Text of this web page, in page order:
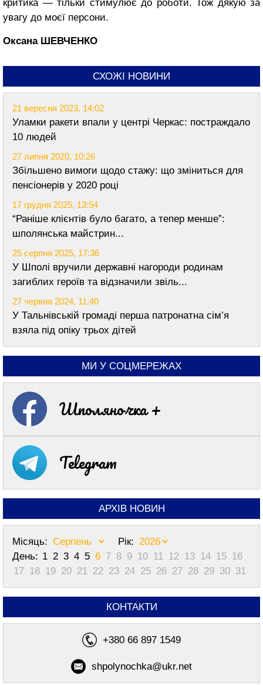
критика — тільки стимулює до роботи. Тож дякую за
увагу до моєї персони.
Оксана ШЕВЧЕНКО
СХОЖІ НОВИНИ
21 вересня 2023, 14:02
Уламки ракети впали у центрі Черкас: постраждало
10 людей
27 липня 2020, 10:26
Збільшено вимоги щодо стажу: що зміниться для
пенсіонерів у 2020 році
17 грудня 2025, 13:54
“Раніше клієнтів було багато, а тепер менше”:
шполянська майстрин...
25 серпня 2025, 17:36
У Шполі вручили державні нагороди родинам
загиблих героїв та відзначили звіль...
27 червня 2024, 11:40
У Тальнівській громаді перша патронатна сім’я
взяла під опіку трьох дітей
МИ У СОЦМЕРЕЖАХ
Шполяночка +
Telegram
АРХІВ НОВИН
Місяць:
Рік:
День: 1 2 3 4 5 6 7 8 9 10 11 12 13 14 15 16
17 18 19 20 21 22 23 24 25 26 27 28 29 30 31
КОНТАКТИ
+380 66 897 1549
shpolynochka@ukr.net